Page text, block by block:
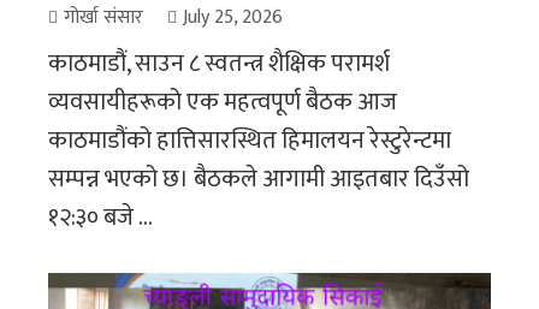
गोर्खा संसार July 25, 2026
काठमाडौं, साउन ८ स्वतन्त्र शैक्षिक परामर्श
व्यवसायीहरूको एक महत्वपूर्ण बैठक आज
काठमाडौंको हात्तिसारस्थित हिमालयन रेस्टुरेन्टमा
सम्पन्न भएको छ। बैठकले आगामी आइतबार दिउँसो
१२:३० बजे ...